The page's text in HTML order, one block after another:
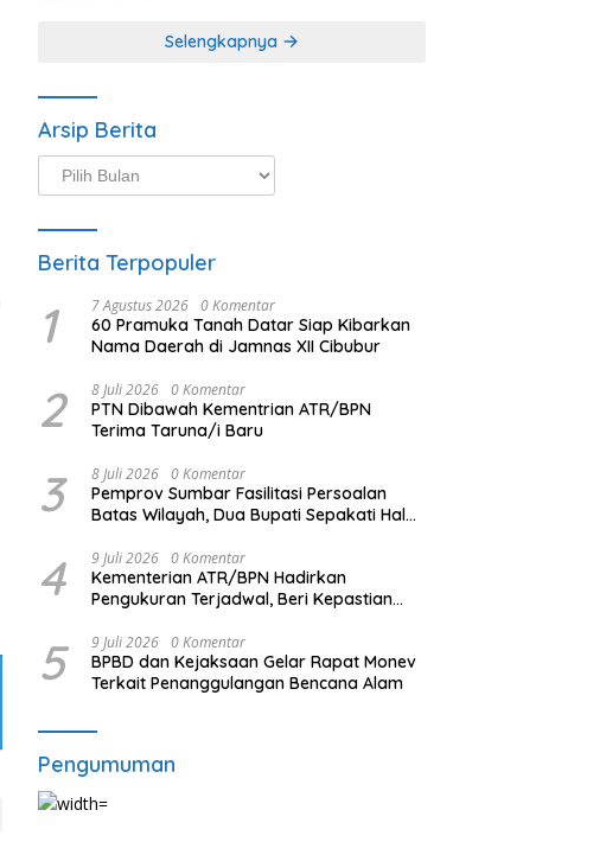
Selengkapnya
Arsip Berita
Arsip
Berita
Berita Terpopuler
1 7 Agustus 2026 0 Komentar
60 Pramuka Tanah Datar Siap Kibarkan
Nama Daerah di Jamnas XII Cibubur
2 8 Juli 2026 0 Komentar
PTN Dibawah Kementrian ATR/BPN
Terima Taruna/i Baru
3 8 Juli 2026 0 Komentar
Pemprov Sumbar Fasilitasi Persoalan
Batas Wilayah, Dua Bupati Sepakati Hal
4 9 Juli 2026 0 Komentar
Kementerian ATR/BPN Hadirkan
Pengukuran Terjadwal, Beri Kepastian
5 9 Juli 2026 0 Komentar
BPBD dan Kejaksaan Gelar Rapat Monev
Terkait Penanggulangan Bencana Alam
Pengumuman